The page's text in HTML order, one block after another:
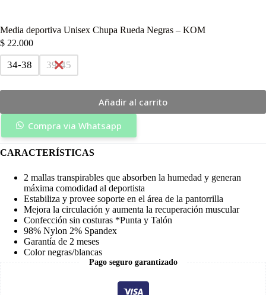
Media deportiva Unisex Chupa Rueda Negras – KOM
$ 22.000
34-38 39-45
Añadir al carrito
Compra via Whatsapp
CARACTERÍSTICAS
2 mallas transpirables que absorben la humedad y generan
máxima comodidad al deportista
Estabiliza y provee soporte en el área de la pantorrilla
Mejora la circulación y aumenta la recuperación muscular
Confección sin costuras *Punta y Talón
98% Nylon 2% Spandex
Garantía de 2 meses
Color negras/blancas
Pago seguro garantizado